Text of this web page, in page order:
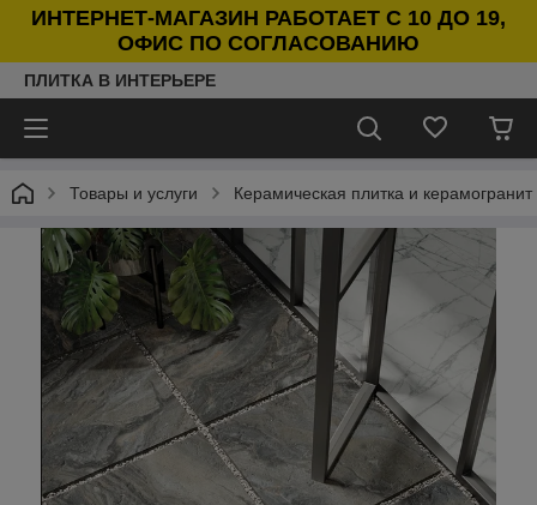
ИНТЕРНЕТ-МАГАЗИН РАБОТАЕТ С 10 ДО 19,
ОФИС ПО СОГЛАСОВАНИЮ
ПЛИТКА В ИНТЕРЬЕРЕ
Товары и услуги Керамическая плитка и